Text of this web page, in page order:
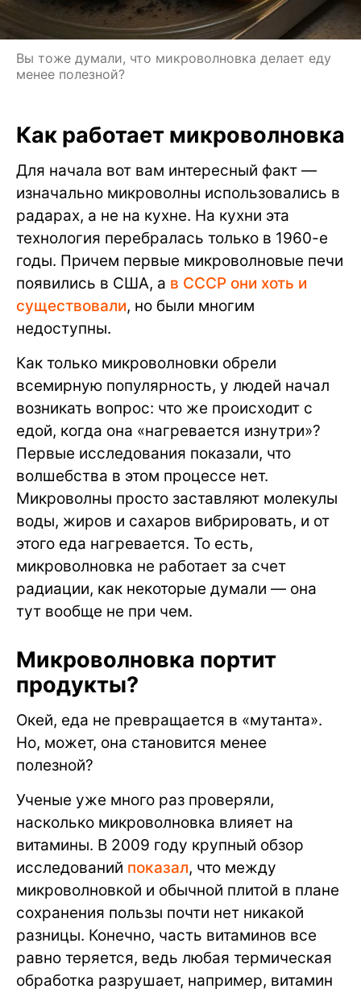
Вы тоже думали, что микроволновка делает еду
менее полезной?
Как работает микроволновка
Для начала вот вам интересный факт —
изначально микроволны использовались в
радарах, а не на кухне. На кухни эта
технология перебралась только в 1960-е
годы. Причем первые микроволновые печи
появились в США, а в СССР они хоть и
существовали, но были многим
недоступны.
Как только микроволновки обрели
всемирную популярность, у людей начал
возникать вопрос: что же происходит с
едой, когда она «нагревается изнутри»?
Первые исследования показали, что
волшебства в этом процессе нет.
Микроволны просто заставляют молекулы
воды, жиров и сахаров вибрировать, и от
этого еда нагревается. То есть,
микроволновка не работает за счет
радиации, как некоторые думали — она
тут вообще не при чем.
Микроволновка портит
продукты?
Окей, еда не превращается в «мутанта».
Но, может, она становится менее
полезной?
Ученые уже много раз проверяли,
насколько микроволновка влияет на
витамины. В 2009 году крупный обзор
исследований показал, что между
микроволновкой и обычной плитой в плане
сохранения пользы почти нет никакой
разницы. Конечно, часть витаминов все
равно теряется, ведь любая термическая
обработка разрушает, например, витамин